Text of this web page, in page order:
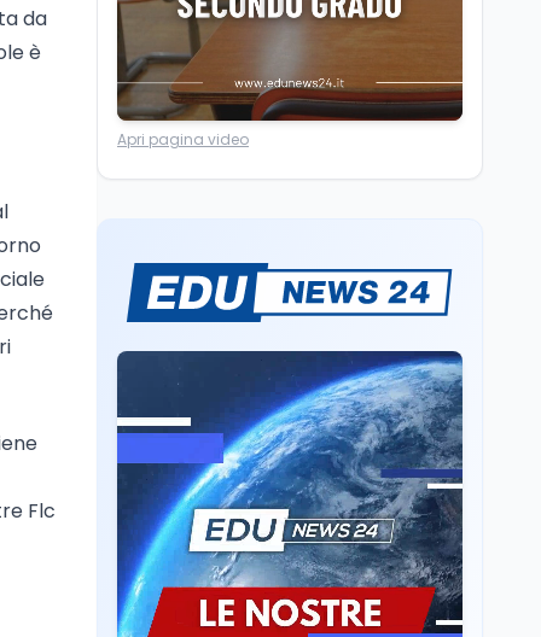
da
è
Flc
Franca Ghitti a Santa
Scuola7 ago
“Noi siamo le Scuole”:
Sparatoria a Bangkok:
studente 14enne uccide
Editoriali7 ago
Camere in ferie,
riapertura il 9
settembre tra legge
elettorale e Rai. La
premier Meloni attesa a
Bari il 4 settembre per
celebrare il governo più
longevo dell’Italia
repubblicana
Cultura7 ago
Ravenna, il settembre
dantesco nel 705°
anniversario della morte
del Sommo Poeta
Apri pagina video